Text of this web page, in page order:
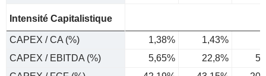
Intensité Capitalistique
CAPEX / CA (%) 1,38% 1,43%
CAPEX / EBITDA (%)
5,65% 22,8%